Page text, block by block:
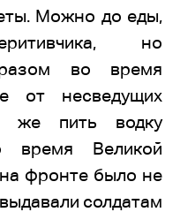
Можно до еды,
но
во время
от несведущих
же пить водку
время Великой
фронте было не
солдатам